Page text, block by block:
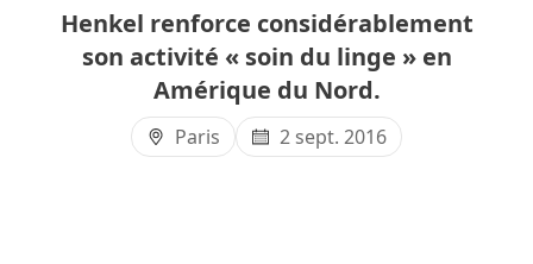
Henkel renforce considérablement
son activité « soin du linge » en
Amérique du Nord.
Paris 2 sept. 2016